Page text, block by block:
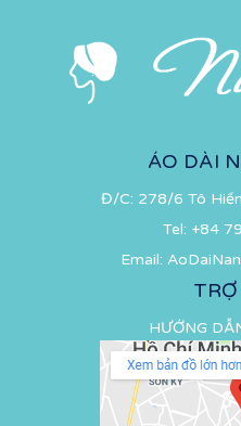
ÁO DÀI
Đ/C: 278/6 Tô
Tel: +84
Email:
HƯỚNG